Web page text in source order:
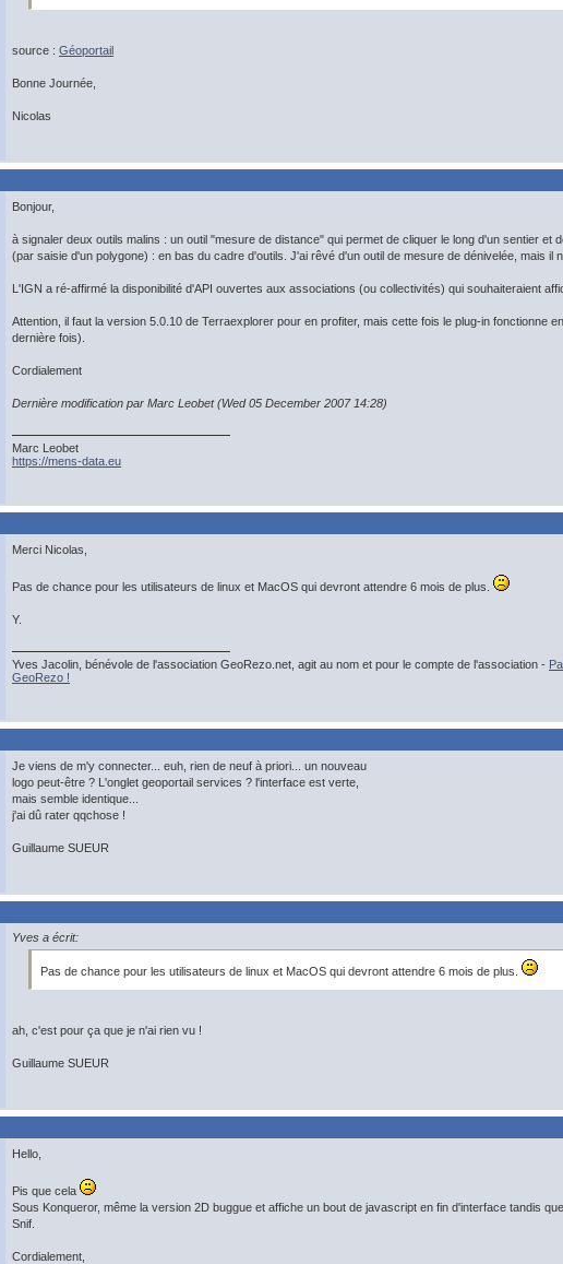
source : Géoportail
Bonne Journée,
Nicolas
Bonjour,
à signaler deux outils malins : un outil "mesure de distance" qui permet de cliquer le long d'un sentier
(par saisie d'un polygone) : en bas du cadre d'outils. J'ai rêvé d'un outil de mesure de dénivelée, mais il
L'IGN a ré-affirmé la disponibilité d'API ouvertes aux associations (ou collectivités) qui souhaiteraient
Attention, il faut la version 5.0.10 de Terraexplorer pour en profiter, mais cette fois le plug-in fonctionne
dernière fois).
Cordialement
Dernière modification par Marc Leobet (Wed 05 December 2007 14:28)
Marc Leobet
https://mens-data.eu
Merci Nicolas,
Pas de chance pour les utilisateurs de linux et MacOS qui devront attendre 6 mois de plus.
Y.
Yves Jacolin, bénévole de l'association GeoRezo.net, agit au nom et pour le compte de l'association -
GeoRezo !
Je viens de m'y connecter... euh, rien de neuf à priori... un nouveau
logo peut-être ? L'onglet geoportail services ? l'interface est verte,
mais semble identique...
j'ai dû rater qqchose !
Guillaume SUEUR
Yves a écrit:
Pas de chance pour les utilisateurs de linux et MacOS qui devront attendre 6 mois de plus.
ah, c'est pour ça que je n'ai rien vu !
Guillaume SUEUR
Hello,
Pis que cela
Sous Konqueror, même la version 2D buggue et affiche un bout de javascript en fin d'interface tandis
Snif.
Cordialement,